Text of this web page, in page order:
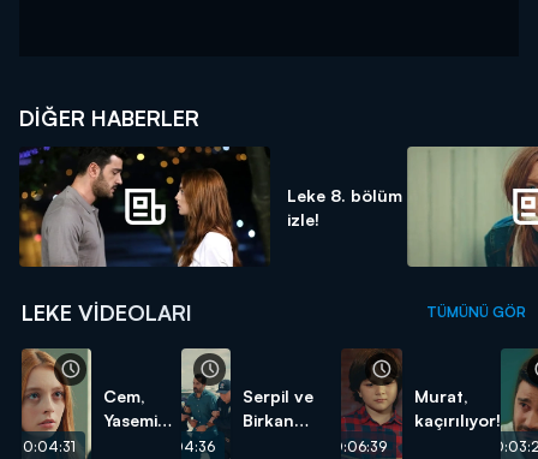
DIĞER HABERLER
Leke 8. bölüm
izle!
LEKE VIDEOLARI TÜMÜNÜ GÖR
00:04:31
Cem,
Yasemin'e
00:04:36
Serpil ve
Birkan
00:06:39
Murat,
kaçırılıyor!